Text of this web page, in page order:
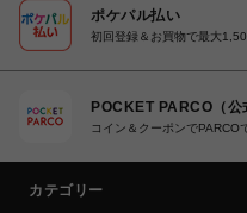
ポケパル払い
初回登録＆お買物で最大
POCKET PARCO（公
コイン＆クーポンでPARCO
カテゴリー